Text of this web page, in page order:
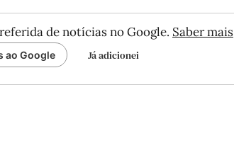
de notícias no Google. Saber mais
ao Google Já adicionei